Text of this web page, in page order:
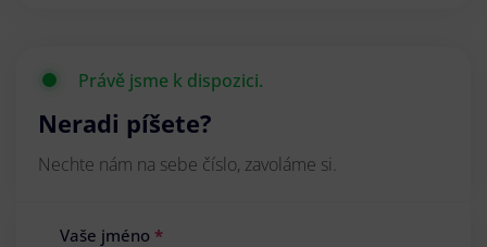
Právě jsme k dispozici.
Neradi píšete?
Nechte nám na sebe číslo, zavoláme si.
Vaše jméno *